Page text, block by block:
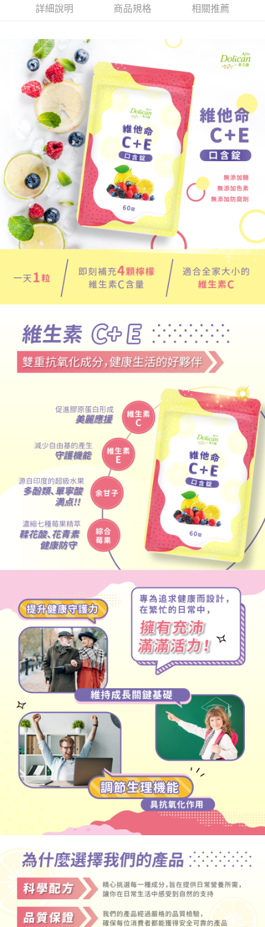
３．未成年的使用者請事先徵得法定代理人或監護人之同意方可使用
４．使用「AFTEE先享後付」時，將依據個別帳號之用戶狀況，依本公司即
時審查核予不同之上限額度；若仍有額度不足之情形，本公司將視審查結果
請求用戶進行身份認證。
５．嚴禁一人註冊多個帳號或使用他人資訊註冊。若發現惡意使用之情形，
恩沛科技股份有限公司將有權停止該用戶之使用額度並採取法律行動。
詳細說明 商品規格 相關推薦